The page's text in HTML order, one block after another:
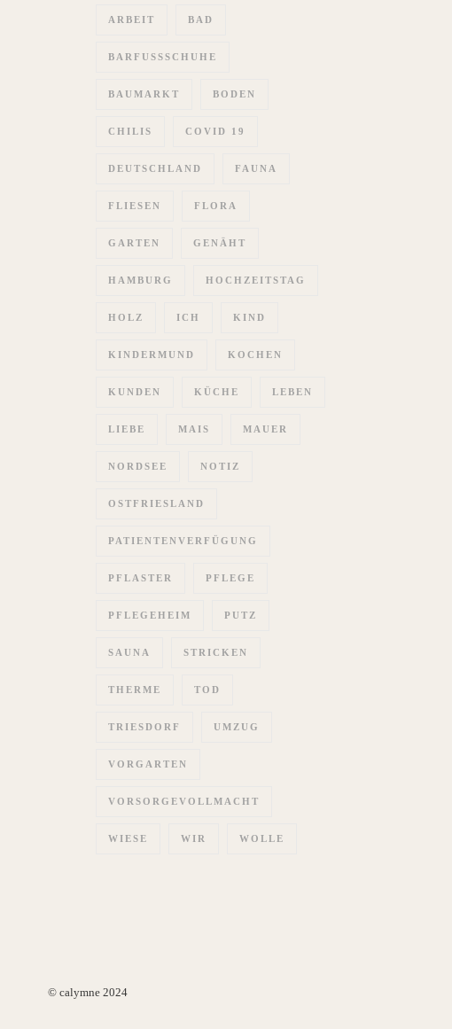
ARBEIT BAD
BARFUSSSCHUHE
BAUMARKT BODEN
CHILIS COVID 19
DEUTSCHLAND FAUNA
FLIESEN FLORA
GARTEN GENÄHT
HAMBURG HOCHZEITSTAG
HOLZ ICH KIND
KINDERMUND KOCHEN
KUNDEN KÜCHE LEBEN
LIEBE MAIS MAUER
NORDSEE NOTIZ
OSTFRIESLAND
PATIENTENVERFÜGUNG
PFLASTER PFLEGE
PFLEGEHEIM PUTZ
SAUNA STRICKEN
THERME TOD
TRIESDORF UMZUG
VORGARTEN
VORSORGEVOLLMACHT
WIESE WIR WOLLE
© calymne 2024